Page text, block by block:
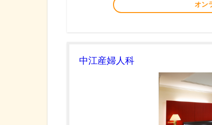
オン
中江産婦人科